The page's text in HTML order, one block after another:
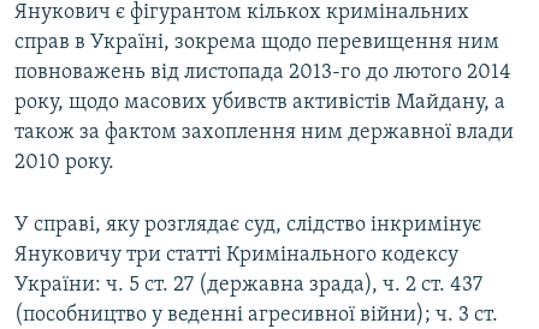
Янукович є фігурантом кількох кримінальних
справ в Україні, зокрема щодо перевищення ним
повноважень від листопада 2013-го до лютого 2014
року, щодо масових убивств активістів Майдану, а
також за фактом захоплення ним державної влади
2010 року.
У справі, яку розглядає суд, слідство інкримінує
Януковичу три статті Кримінального кодексу
України: ч. 5 ст. 27 (державна зрада), ч. 2 ст. 437
(пособництво у веденні агресивної війни); ч. 3 ст.